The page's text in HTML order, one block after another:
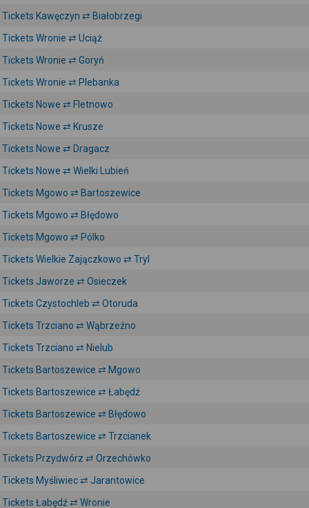
Tickets Kawęczyn ⇄ Białobrzegi
Tickets Wronie ⇄ Uciąż
Tickets Wronie ⇄ Goryń
Tickets Wronie ⇄ Plebanka
Tickets Nowe ⇄ Fletnowo
Tickets Nowe ⇄ Krusze
Tickets Nowe ⇄ Dragacz
Tickets Nowe ⇄ Wielki Lubień
Tickets Mgowo ⇄ Bartoszewice
Tickets Mgowo ⇄ Błędowo
Tickets Mgowo ⇄ Pólko
Tickets Wielkie Zajączkowo ⇄ Tryl
Tickets Jaworze ⇄ Osieczek
Tickets Czystochleb ⇄ Otoruda
Tickets Trzciano ⇄ Wąbrzeźno
Tickets Trzciano ⇄ Nielub
Tickets Bartoszewice ⇄ Mgowo
Tickets Bartoszewice ⇄ Łabędź
Tickets Bartoszewice ⇄ Błędowo
Tickets Bartoszewice ⇄ Trzcianek
Tickets Przydwórz ⇄ Orzechówko
Tickets Myśliwiec ⇄ Jarantowice
Tickets Łabędź ⇄ Wronie